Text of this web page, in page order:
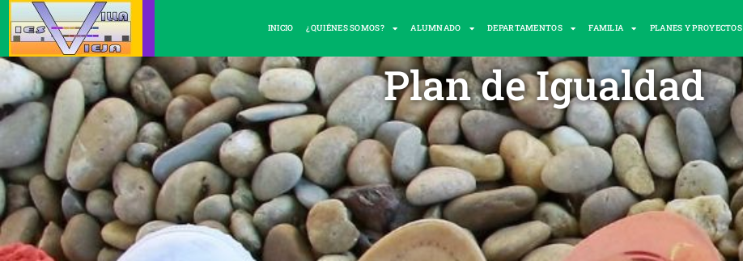
INICIO ¿QUIÉNES SOMOS? ALUMNADO DEPARTAMENTOS FAMILIA PLANES Y PROYECTOS
Plan de Igualdad